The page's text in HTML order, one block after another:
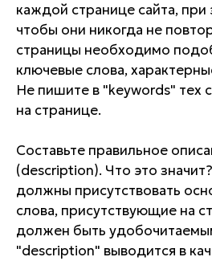
каждой странице сайта, при
чтобы они никогда не
страницы необходимо
ключевые слова,
Не пишите в "keywords" тех
на странице.
Составьте правильное
(description). Что это
должны присутствовать
слова, присутствующие на
должен быть
"description" выводится в